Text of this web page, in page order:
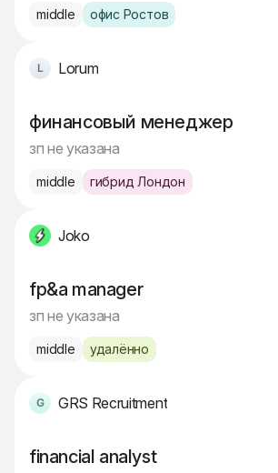
middle офис Ростов
Lorum
финансовый менеджер
зп не указана
middle гибрид Лондон
Joko
fp&a manager
зп не указана
middle удалённо
GRS Recruitment
financial analyst